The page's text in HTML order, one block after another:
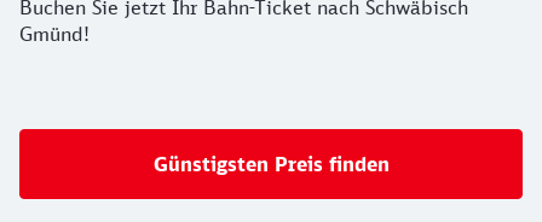
Buchen Sie jetzt Ihr Bahn-Ticket nach Schwäbisch
Gmünd!
Günstigsten Preis finden